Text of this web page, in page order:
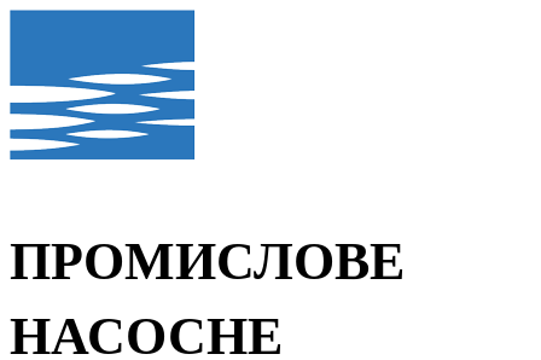
ПРОМИСЛОВЕ
НАСОСНЕ